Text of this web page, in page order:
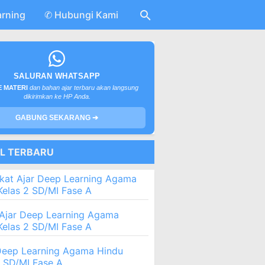
✆ Hubungi Kami
SALURAN WHATSAPP
MATERI dan bahan ajar terbaru akan langsung
dikirimkan ke HP Anda.
GABUNG SEKARANG ➔
TERBARU
Ajar Deep Learning Agama
2 SD/MI Fase A
Deep Learning Agama
2 SD/MI Fase A
Learning Agama Hindu
SD/MI Fase A